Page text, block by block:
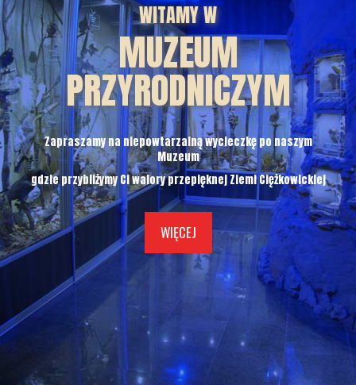
WITAMY W
MUZEUM
PRZYRODNICZYM
Zapraszamy na niepowtarzalną wycieczkę po naszym
Muzeum
gdzie przybliżymy Ci walory przepięknej Ziemi Ciężkowickiej
WIĘCEJ